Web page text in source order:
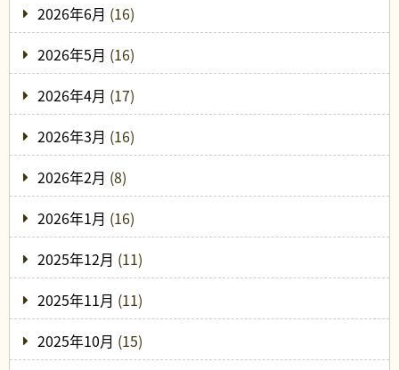
2026年6月 (16)
2026年5月 (16)
2026年4月 (17)
2026年3月 (16)
2026年2月 (8)
2026年1月 (16)
2025年12月 (11)
2025年11月 (11)
2025年10月 (15)